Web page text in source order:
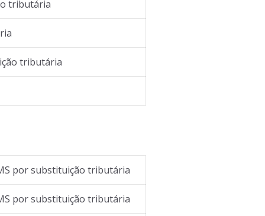
tributária
tributária
por substituição tributária
por substituição tributária